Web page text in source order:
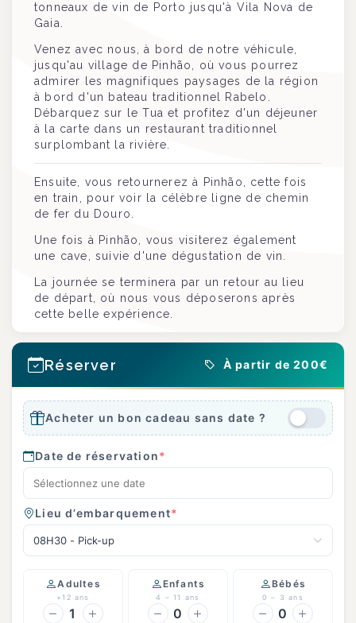
tonneaux de vin de Porto jusqu'à Vila Nova de
Gaia.
Venez avec nous, à bord de notre véhicule,
jusqu'au village de Pinhão, où vous pourrez
admirer les magnifiques paysages de la région
à bord d'un bateau traditionnel Rabelo.
Débarquez sur le Tua et profitez d'un déjeuner
à la carte dans un restaurant traditionnel
surplombant la rivière.
Ensuite, vous retournerez à Pinhão, cette fois
en train, pour voir la célèbre ligne de chemin
de fer du Douro.
Une fois à Pinhão, vous visiterez également
une cave, suivie d'une dégustation de vin.
La journée se terminera par un retour au lieu
de départ, où nous vous déposerons après
cette belle expérience.
Réserver À partir de 200€
Acheter un bon cadeau sans date ?
Date de réservation*
Lieu d’embarquement*
08H30 - Pick-up
Adultes
+12 ans
1
Enfants
4 – 11 ans
0
Bébés
0 – 3 ans
0